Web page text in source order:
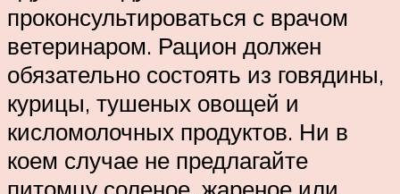
проконсультироваться с врачом
ветеринаром. Рацион должен
обязательно состоять из говядины,
курицы, тушеных овощей и
кисломолочных продуктов. Ни в
коем случае не предлагайте